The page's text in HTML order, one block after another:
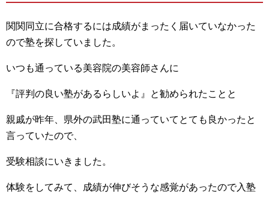
関関同立に合格するには成績がまったく届いていなかった
ので塾を探していました。
いつも通っている美容院の美容師さんに
『評判の良い塾があるらしいよ』と勧められたことと
親戚が昨年、県外の武田塾に通っていてとても良かったと
言っていたので、
受験相談にいきました。
体験をしてみて、成績が伸びそうな感覚があったので入塾